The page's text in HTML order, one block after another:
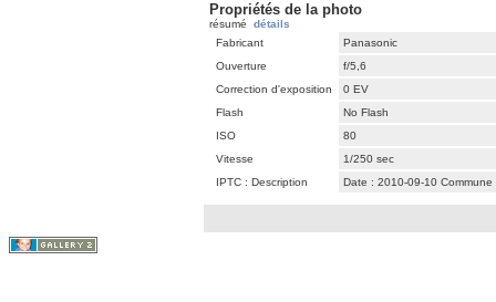
Propriétés de la photo
résumé détails
Fabricant
Panasonic
Ouverture
f/5,6
Correction d'exposition
0 EV
Flash
No Flash
ISO
80
Vitesse
1/250 sec
IPTC : Description
Date : 2010-09-10